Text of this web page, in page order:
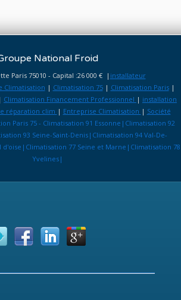
National Froid
Paris 75010 - Capital :26 000 € | installateur
Climatisation | Climatisation 75| Climatisation Paris|
Climatisation Financement Professionnel | installation
réparation clim | Entreprise Climatisation | Société
Paris 75 - Climatisation 91 Essonne|Climatisation 92
93 Seine-Saint-Denis|Climatisation 94 Val-De-
d'oise|Climatisation 77 Seine et Marne|Climatisation 78
Yvelines|